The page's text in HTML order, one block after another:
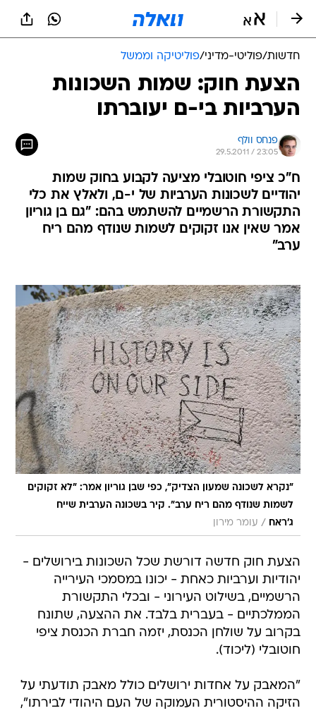
חדשות/פוליטי-מדיני/פוליטיקה וממשל
הצעת חוק: שמות השכונות
הערביות בי-ם יעוברתו
פנחס וולף
29.5.2011 / 23:05
ח"כ ציפי חוטובלי מציעה לקבוע בחוק שמות
יהודיים לשכונות הערביות של י-ם, ולאלץ את כלי
התקשורת הרשמיים להשתמש בהם: "גם בן גוריון
אמר שאין אנו זקוקים לשמות שנודף מהם ריח
ערב"
"נקרא לשכונה שמעון הצדיק", כפי שבן גוריון אמר: "לא זקוקים
לשמות שנודף מהם ריח ערב". קיר בשכונה הערבית שייח
ג'ראח
/ עומר מירון
הצעת חוק חדשה דורשת שכל השכונות בירושלים -
יהודיות וערביות כאחת - יכונו במסמכי העירייה
הרשמיים, בשילוט העירוני - ובכלי התקשורת
הממלכתיים - בעברית בלבד. את ההצעה, שתונח
בקרוב על שולחן הכנסת, יזמה חברת הכנסת ציפי
חוטובלי (ליכוד).
"המאבק על אחדות ירושלים כולל מאבק תודעתי על
הזיקה ההיסטורית העמוקה של העם היהודי לבירתו",